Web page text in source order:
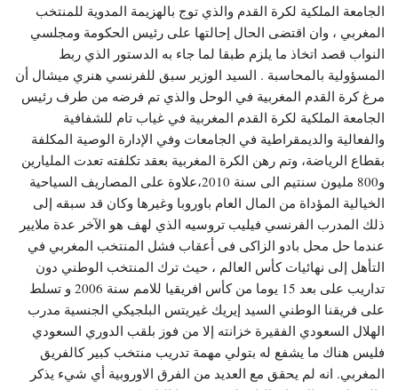
الجامعة الملكية لكرة القدم والذي توج بالهزيمة المدوية للمنتخب
المغربي ، وان اقتضى الحال إحالتها على رئيس الحكومة ومجلسي
النواب قصد اتخاذ ما يلزم طبقا لما جاء به الدستور الذي ربط
المسؤولية بالمحاسبة . السيد الوزير سبق للفرنسي هنري ميشال أن
مرغ كرة القدم المغربية في الوحل والذي تم فرضه من طرف رئيس
الجامعة الملكية لكرة القدم المغربية في غياب تام للشفافية
والفعالية والديمقراطية في الجامعات وفي الإدارة الوصية المكلفة
بقطاع الرياضة، وتم رهن الكرة المغربية بعقد تكلفته تعدت المليارين
و800 مليون سنتيم الى سنة 2010،علاوة على المصاريف السياحية
الخيالية المؤداة من المال العام باوروبا وغيرها وكان قد سبقه إلى
ذلك المدرب الفرنسي فيليب تروسيه الذي لهف هو الآخر عدة ملايير
عندما حل محل بادو الزاكى فى أعقاب فشل المنتخب المغربي في
التأهل إلى نهائيات كأس العالم ، حيث ترك المنتخب الوطني دون
تداريب على بعد 15 يوما من كأس افريقيا للامم سنة 2006 و تسلط
على فريقنا الوطني السيد إيريك غيريتس البلجيكي الجنسية مدرب
الهلال السعودي الفقيرة خزانته إلا من فوز بلقب الدوري السعودي
فليس هناك ما يشفع له بتولي مهمة تدريب منتخب كبير كالفريق
المغربي. انه لم يحقق مع العديد من الفرق الاوروبية أي شيء يذكر